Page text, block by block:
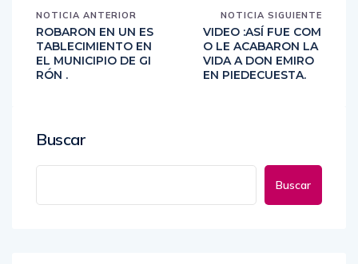
NOTICIA ANTERIOR
ROBARON EN UN ES
TABLECIMIENTO EN
EL MUNICIPIO DE GI
RÓN .
NOTICIA SIGUIENTE
VIDEO :ASÍ FUE COM
O LE ACABARON LA
VIDA A DON EMIRO
EN PIEDECUESTA.
Buscar
Buscar